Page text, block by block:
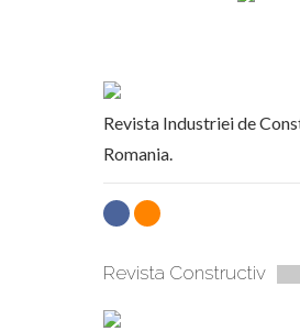
Revista Industriei de
Romania.
Revista Constructiv